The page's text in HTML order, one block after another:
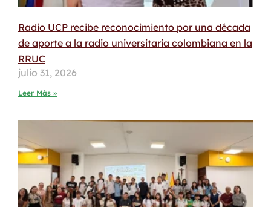
Radio UCP recibe reconocimiento por una década
de aporte a la radio universitaria colombiana en la
RRUC
julio 31, 2026
Leer Más »